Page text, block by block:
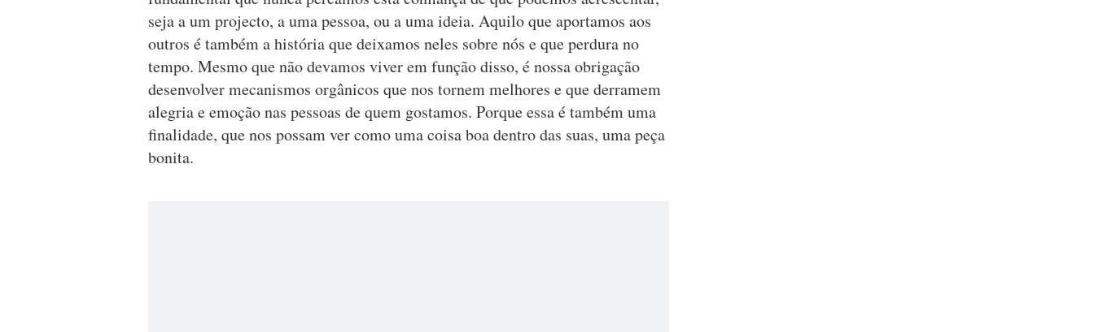
seja a um projecto, a uma pessoa, ou a uma ideia. Aquilo que aportamos aos
outros é também a história que deixamos neles sobre nós e que perdura no
tempo. Mesmo que não devamos viver em função disso, é nossa obrigação
desenvolver mecanismos orgânicos que nos tornem melhores e que derramem
alegria e emoção nas pessoas de quem gostamos. Porque essa é também uma
finalidade, que nos possam ver como uma coisa boa dentro das suas, uma peça
bonita.